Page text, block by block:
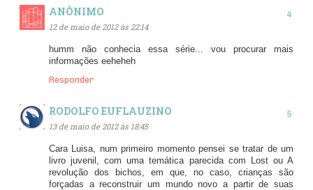
ANÔNIMO
12 de maio de 2012 às 22:14
humm não conhecia essa série... vou procurar mais
informações eeheheh
Responder
RODOLFO EUFLAUZINO
13 de maio de 2012 às 18:45
Cara Luisa, num primeiro momento pensei se tratar de um
livro juvenil, com uma temática parecida com Lost ou A
revolução dos bichos, em que, no caso, crianças são
forçadas a reconstruir um mundo novo a partir de suas